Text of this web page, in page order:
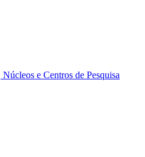
e Centros de Pesquisa